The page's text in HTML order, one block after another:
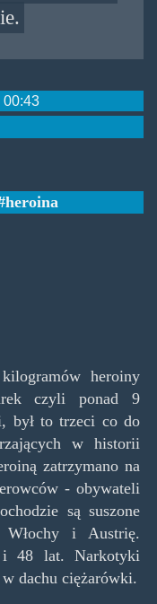
00:43
heroina
heroiny
czyli ponad 9
był to trzeci co do
w historii
zatrzymano na
- obywateli
są suszone
Włochy i Austrię.
i 48 lat. Narkotyki
dachu ciężarówki.